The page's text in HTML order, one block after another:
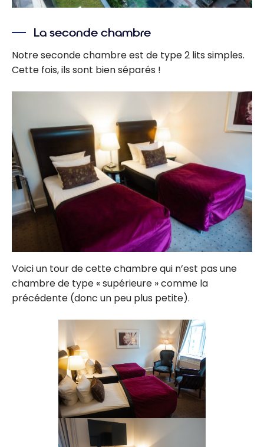
La seconde chambre
Notre seconde chambre est de type 2 lits simples.
Cette fois, ils sont bien séparés !
Voici un tour de cette chambre qui n’est pas une
chambre de type « supérieure » comme la
précédente (donc un peu plus petite).